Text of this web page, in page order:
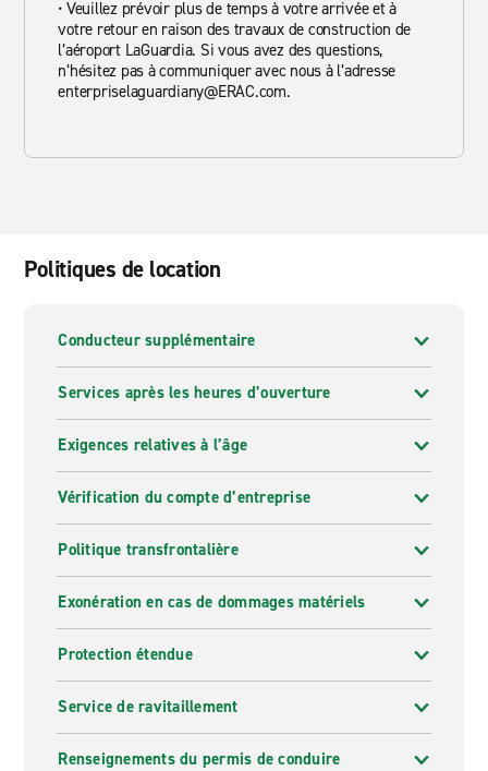
• Veuillez prévoir plus de temps à votre arrivée et à
votre retour en raison des travaux de construction de
l’aéroport LaGuardia. Si vous avez des questions,
n’hésitez pas à communiquer avec nous à l’adresse
enterpriselaguardiany@ERAC.com.
Politiques de location
Conducteur supplémentaire
Services après les heures d’ouverture
Exigences relatives à l’âge
Vérification du compte d’entreprise
Politique transfrontalière
Exonération en cas de dommages matériels
Protection étendue
Service de ravitaillement
Renseignements du permis de conduire